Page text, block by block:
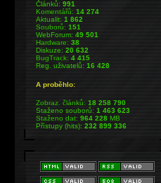
Článků:991
Komentářů:14 274
Aktualit:1 862
Souborů:151
WebForum:49 501
Hardware:38
Diskuze:20 632
BugTrack:4 415
Reg. uživatelů:16 428
A proběhlo:
Zobraz. článků:18 258 790
Staženo souborů:1 463 623
Staženo dat:964 228MB
Přístupy (hits):232 899 336